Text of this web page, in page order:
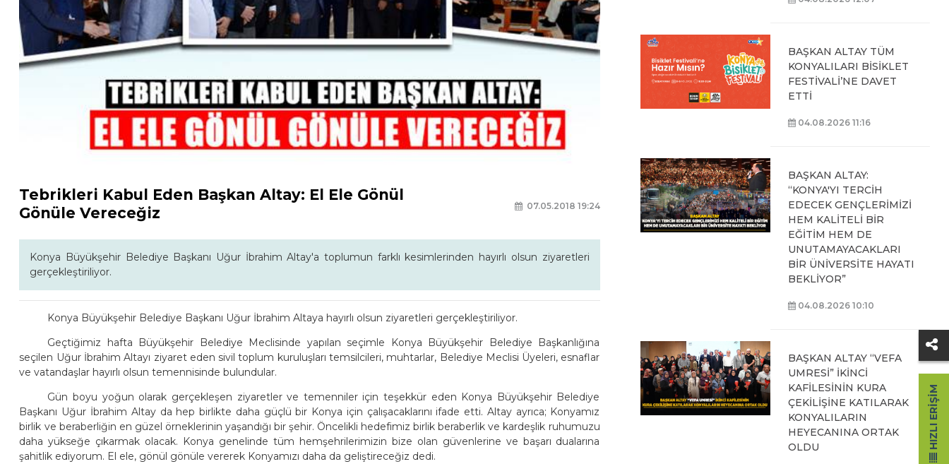
Tebrikleri Kabul Eden Başkan Altay: El Ele Gönül
Gönüle Vereceğiz
07.05.2018 19:24
Konya Büyükşehir Belediye Başkanı Uğur İbrahim Altay'a toplumun farklı kesimlerinden hayırlı olsun ziyaretleri
gerçekleştiriliyor.
Konya Büyükşehir Belediye Başkanı Uğur İbrahim Altaya hayırlı olsun ziyaretleri gerçekleştiriliyor.
Geçtiğimiz hafta Büyükşehir Belediye Meclisinde yapılan seçimle Konya Büyükşehir Belediye Başkanlığına
seçilen Uğur İbrahim Altayı ziyaret eden sivil toplum kuruluşları temsilcileri, muhtarlar, Belediye Meclisi Üyeleri, esnaflar
ve vatandaşlar hayırlı olsun temennisinde bulundular.
Gün boyu yoğun olarak gerçekleşen ziyaretler ve temenniler için teşekkür eden Konya Büyükşehir Belediye
Başkanı Uğur İbrahim Altay da hep birlikte daha güçlü bir Konya için çalışacaklarını ifade etti. Altay ayrıca; Konyamız
birlik ve beraberliğin en güzel örneklerinin yaşandığı bir şehir. Öncelikli hedefimiz birlik beraberlik ve kardeşlik ruhumuzu
daha yükseğe çıkarmak olacak. Konya genelinde tüm hemşehrilerimizin bize olan güvenlerine ve başarı dualarına
şahitlik ediyorum. El ele, gönül gönüle vererek Konyamızı daha da geliştireceğiz dedi.
BAŞKAN ALTAY TÜM
KONYALILARI BİSİKLET
FESTİVALİ’NE DAVET
ETTİ
04.08.2026 11:16
BAŞKAN ALTAY:
“KONYA'YI TERCİH
EDECEK GENÇLERİMİZİ
HEM KALİTELİ BİR
EĞİTİM HEM DE
UNUTAMAYACAKLARI
BİR ÜNİVERSİTE HAYATI
BEKLİYOR”
04.08.2026 10:10
BAŞKAN ALTAY “VEFA
UMRESİ” İKİNCİ
KAFİLESİNİN KURA
ÇEKİLİŞİNE KATILARAK
KONYALILARIN
HEYECANINA ORTAK
OLDU
HIZLI ERIŞIM